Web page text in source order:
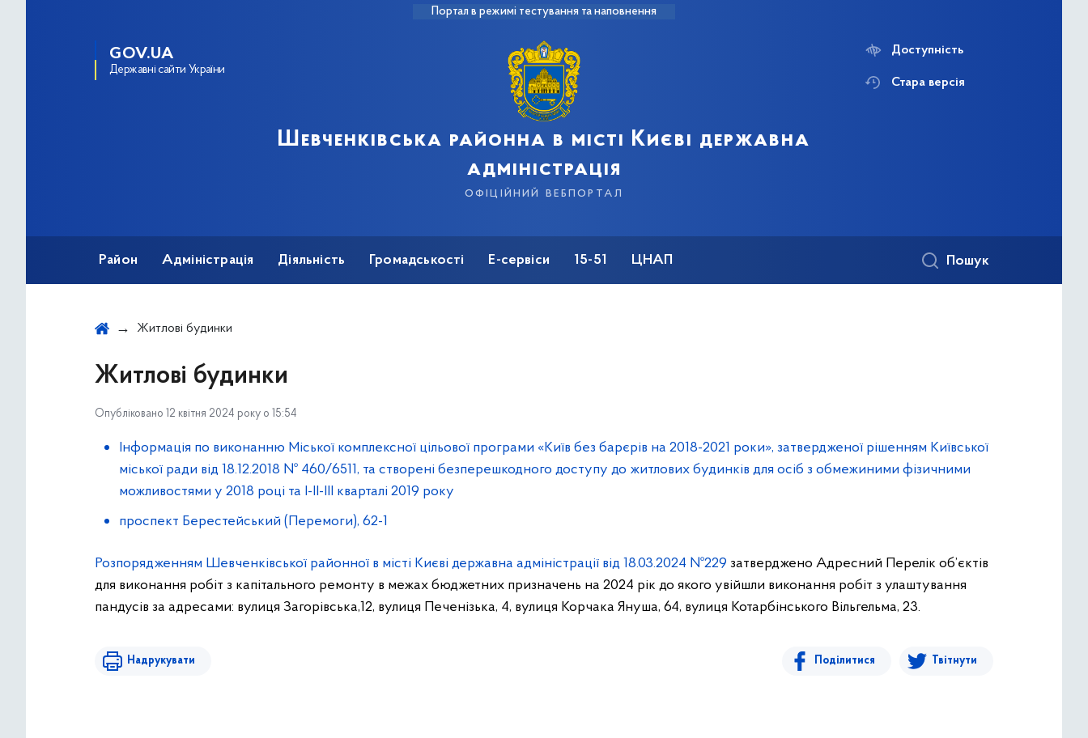
Портал в режимі тестування та наповнення
GOV.UA
Державні сайти України
Шевченківська районна в місті Києві державна
адміністрація
офіційний вебпортал
Доступність
Стара версія
Район Адміністрація Діяльність Громадськості Е-сервіси 15-51 ЦНАП Пошук
Житлові будинки
Житлові будинки
Опубліковано 12 квітня 2024 року о 15:54
Інформація по виконанню Міської комплексної цільової програми «Київ без барєрів на 2018-2021 роки», затвердженої рішенням Київської
міської ради від 18.12.2018 № 460/6511, та створені безперешкодного доступу до житлових будинків для осіб з обмежиними фізичними
можливостями у 2018 році та І-ІІ-ІІІ кварталі 2019 року
проспект Берестейський (Перемоги), 62-1
Розпорядженням Шевченківської районної в місті Києві державна адміністрації від 18.03.2024 №229 затверджено Адресний Перелік об’єктів
для виконання робіт з капітального ремонту в межах бюджетних призначень на 2024 рік до якого увійшли виконання робіт з улаштування
пандусів за адресами: вулиця Загорівська,12, вулиця Печенізька, 4, вулиця Корчака Януша, 64, вулиця Котарбінського Вільгельма, 23.
Надрукувати Поділитися Твітнути